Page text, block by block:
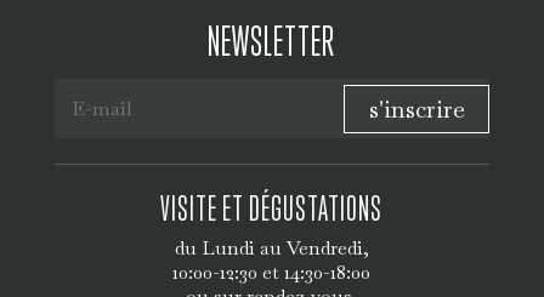
NEWSLETTER
s'inscrire
VISITE ET DÉGUSTATIONS
du Lundi au Vendredi,
10:00-12:30 et 14:30-18:00